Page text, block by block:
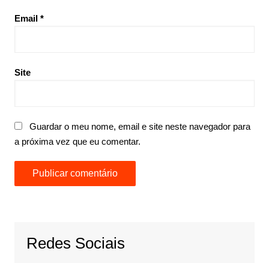
Email *
Site
Guardar o meu nome, email e site neste navegador para
a próxima vez que eu comentar.
Redes Sociais